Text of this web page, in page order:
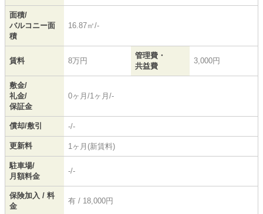
面積/
バルコニー面
積
16.87㎡/-
賃料 8万円
管理費・
共益費
3,000円
敷金/
礼金/
保証金
0ヶ月/1ヶ月/-
償却/敷引 -/-
更新料 1ヶ月(新賃料)
駐車場/
月額料金
-/-
保険加入 / 料
金
有 / 18,000円